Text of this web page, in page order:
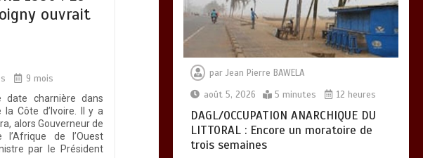
ouvrait
9 mois
date charnière dans
la Côte d’Ivoire. Il y a
alors Gouverneur de
de l’Ouest
par le Président
par Jean Pierre BAWELA
août 5, 2026
5 minutes 12 heures
DAGL/OCCUPATION ANARCHIQUE DU
LITTORAL : Encore un moratoire de
trois semaines